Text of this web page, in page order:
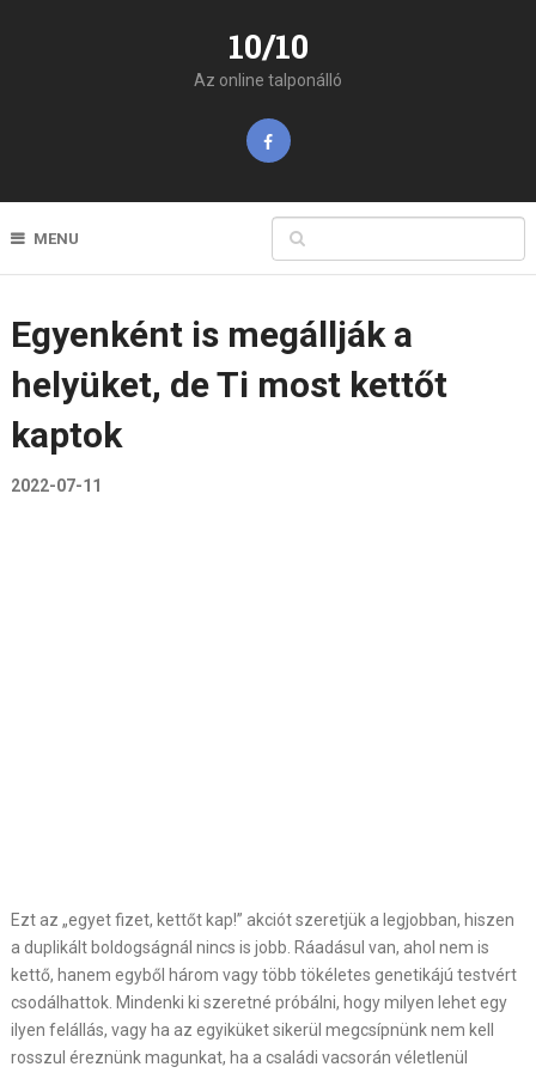
10/10
Az online talponálló
MENU
Egyenként is megállják a
helyüket, de Ti most kettőt
kaptok
2022-07-11
Ezt az „egyet fizet, kettőt kap!” akciót szeretjük a legjobban, hiszen
a duplikált boldogságnál nincs is jobb. Ráadásul van, ahol nem is
kettő, hanem egyből három vagy több tökéletes genetikájú testvért
csodálhattok. Mindenki ki szeretné próbálni, hogy milyen lehet egy
ilyen felállás, vagy ha az egyiküket sikerül megcsípnünk nem kell
rosszul éreznünk magunkat, ha a családi vacsorán véletlenül